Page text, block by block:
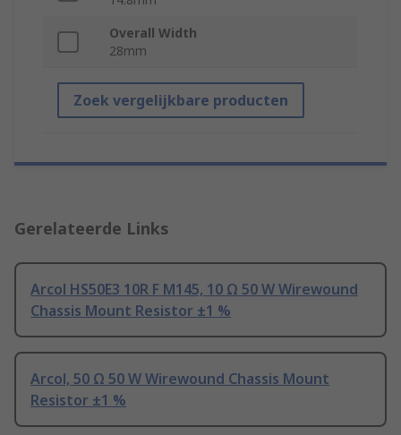
Overall Width
28mm
Zoek vergelijkbare producten
Gerelateerde Links
Arcol HS50E3 10R F M145, 10 Ω 50 W Wirewound
Chassis Mount Resistor ±1 %
Arcol, 50 Ω 50 W Wirewound Chassis Mount
Resistor ±1 %